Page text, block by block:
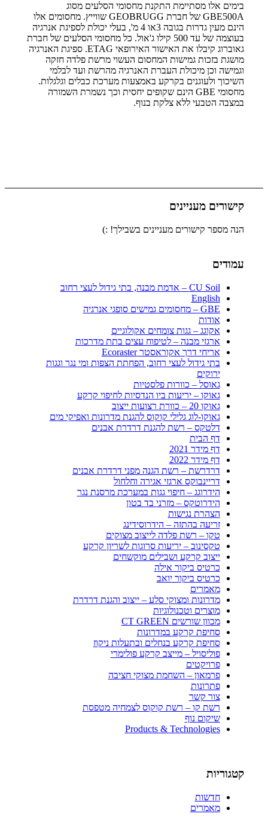
בימים אלו מסתיימת התקנת מחסומי הסלעים מסוג
GBE500A של חברת GEOBRUGG שווייץ. מחסומים אלו
הינם מעין גדרות בגובה 3או 4 מ', בעלי יכולת לספיגת אנרגיה
בעוצמה של עד 500 קילו ג'אול. כל מחסומי הסלעים של חברת
גאוברוג קיבלו את האישור האירופאי ETAG. ספיגת האנרגיה
מושגת בזכות גמישות המחסום העשוי מרשת פלדה חזקה
וגמישה וכן מיכולת העברת האנרגיה מהרשת ועד לבלמי
השיכוך ולעוגנים בקרקע באמצעות מערכת כבלים וגלגלות.
מחסומי GBE הינם שקופים יחסית וכך נשמרת השמורה
במצבה הטבעי ללא צלקת בנוף.
קישורים מעניינים
הנה מספר קישורים מעניינים בשבילך! :)
עמודים
CU Soil – אדמת מבנה, בתי גידול לעצי רחוב
English
GBE – מחסומים גמישים סופגי אנרגיה
אודות
אקוגג – גגות צומחים אקולוגיים
ארגזי מבנה – לטיפוח עצים בתת מדרכות
אריחי דרך אקוראסטר Ecoraster
בתי גידול לעצי רחוב, הפחתת הצפות ומי נגר וגגות
ירוקים
גאוסל – כוורות פלסטיות
גאוקו – יריעות ביו הנדסיות לחיפוי קרקע
גאוקו 20 – כוורת רצועות ייצוב
גאוקו-לוג גלילי קוקוס להגנת מדרונות ואפיקי מים
דלטקס – רשת להגנת דרדרת אבנים
דף הבית
דף מידר 2021
דף מידר 2022
דרדרשת – רשת הגנה מפני דרדרת אבנים
דריינבוקס ארגזי אגירה וחלחול
הידרוגג – חיפוי גגות במערכת מרסנת נגר
הידרוטקס – מזרני בד בטון
הצהרת נגישות
זריעה בהתזה – הידרוסידינג
טקו – רשת פלדה לייצוב מצוקים
טקסינוב – יריעות סרוגות לשריון קרקע
ייצוב קרקע ושבילים מוקשחים
כרטיס ביקור אילה
כרטיס ביקור יואב
מאמרים
מדרונות ומצוקי סלע – ייצוב והגנת דרדרת
מוצרים וטכנולוגיות
מכוון שורשים CT GREEN
סחיפת קרקע במדרונות
סחיפת קרקע בנחלים ובתעלות ניקוז
פוליסויל – מייצב קרקע פולימרי
פרויקטים
פרמאון – השחמת מצוקי חציבה
פתרונות
צור קשר
רשת קו – רשת קוקוס לצמחיה מטפסת
שיקום נוף
Products & Technologies
קטגוריות
חדשות
מאמרים